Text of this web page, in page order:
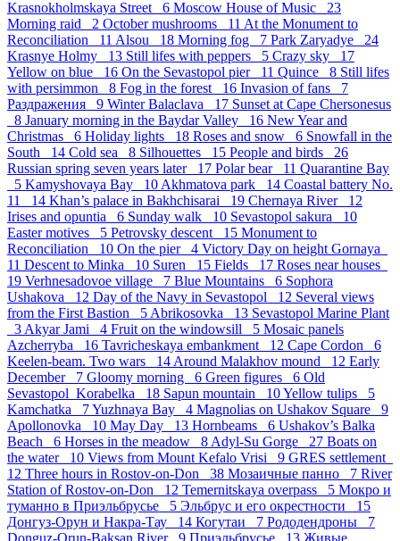
Krasnokholmskaya Street 6 Moscow House of Music 23
Morning raid 2 October mushrooms 11 At the Monument to
Reconciliation 11 Alsou 18 Morning fog 7 Park Zaryadye 24
Krasnye Holmy 13 Still lifes with peppers 5 Crazy sky 17
Yellow on blue 16 On the Sevastopol pier 11 Quince 8 Still lifes
with persimmon 8 Fog in the forest 16 Invasion of fans 7
Раздражения 9 Winter Balaclava 17 Sunset at Cape Chersonesus
8 January morning in the Baydar Valley 16 New Year and
Christmas 6 Holiday lights 18 Roses and snow 6 Snowfall in the
South 14 Cold sea 8 Silhouettes 15 People and birds 26
Russian spring seven years later 17 Polar bear 11 Quarantine Bay
5 Kamyshovaya Bay 10 Akhmatova park 14 Coastal battery No.
11 14 Khan’s palace in Bakhchisarai 19 Chernaya River 12
Irises and opuntia 6 Sunday walk 10 Sevastopol sakura 10
Easter motives 5 Petrovsky descent 15 Monument to
Reconciliation 10 On the pier 4 Victory Day on height Gornaya
11 Descent to Minka 10 Suren 15 Fields 17 Roses near houses
19 Verhnesadovoe village 7 Blue Mountains 6 Sophora
Ushakova 12 Day of the Navy in Sevastopol 12 Several views
from the First Bastion 5 Abrikosovka 13 Sevastopol Marine Plant
3 Akyar Jami 4 Fruit on the windowsill 5 Mosaic panels
Azcherryba 16 Tavricheskaya embankment 12 Cape Cordon 6
Keelen-beam. Two wars 14 Around Malakhov mound 12 Early
December 7 Gloomy morning 6 Green figures 6 Old
Sevastopol_Korabelka 18 Sapun mountain 10Yellow tulips 5
Kamchatka 7Yuzhnaya Bay 4 Magnolias on Ushakov Square 9
Apollonovka 10 May Day 13 Hornbeams 6 Ushakov’s Balka
Beach 6 Horses in the meadow 8 Adyl-Su Gorge 27 Boats on
the water 10 Views from Mount Kefalo Vrisi 9 GRES settlement
12 Three hours in Rostov-on-Don 38 Мозаичные панно 7 River
Station of Rostov-on-Don 12 Temernitskaya overpass 5 Мокро и
туманно в Приэльбрусье 5 Эльбрус и его окрестности 15
Донгуз-Орун и Накра-Тау 14 Когутаи 7 Рододендроны 7
Donguz-Orun-Baksan River 9 Приэльбрусье 13 Живые